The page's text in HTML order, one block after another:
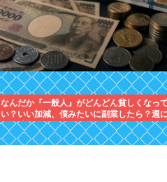
なんだか『一般人』がどんどん貧しくなっ
い？いい加減、僕みたいに副業したら？週
休む時代は終わったんだよ